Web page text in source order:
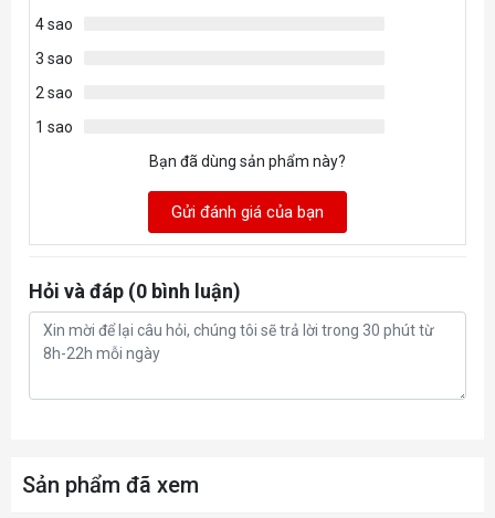
4 sao
3 sao
2 sao
1 sao
Bạn đã dùng sản phẩm này?
Gửi đánh giá của bạn
Hỏi và đáp (0 bình luận)
Sản phẩm đã xem